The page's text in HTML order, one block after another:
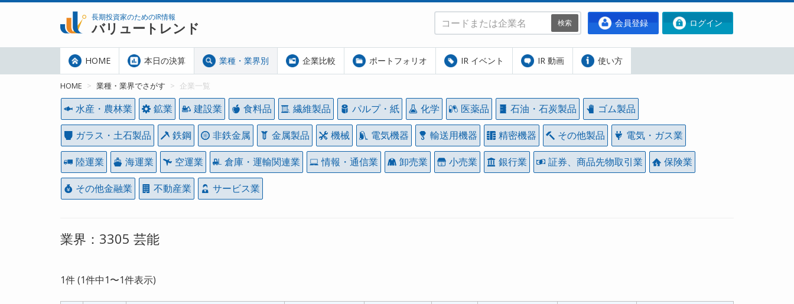
長期投資家のためのIR情報
バリュートレンド 会員登録 ログイン
検索
HOME 本日の決算 業種・業界別 企業比較 ポートフォリオ IR イベント IR 動画 使い方
HOME 業種・業界でさがす 企業一覧
水産・農林業 鉱業 建設業 食料品 繊維製品 パルプ・紙 化学 医薬品 石油・石炭製品 ゴム製品
ガラス・土石製品 鉄鋼 非鉄金属 金属製品 機械 電気機器 輸送用機器 精密機器 その他製品 電気・ガス業
陸運業 海運業 空運業 倉庫・運輸関連業 情報・通信業 卸売業 小売業 銀行業 証券、商品先物取引業 保険業
その他金融業 不動産業 サービス業
業界：3305 芸能
1件 (1件中1〜1件表示)